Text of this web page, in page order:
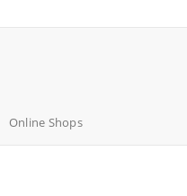
Online Shops